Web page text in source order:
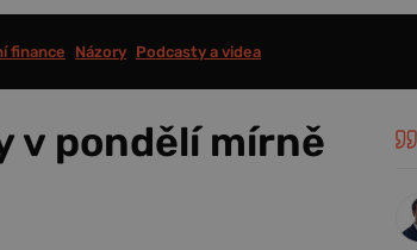
finance Názory Podcasty a videa
v pondělí mírně